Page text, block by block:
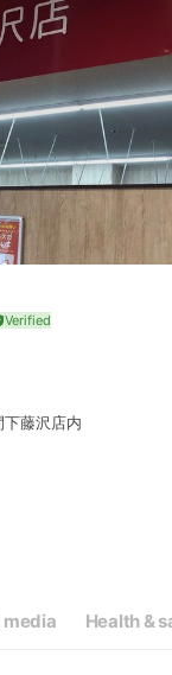
藤沢店内
media Health &